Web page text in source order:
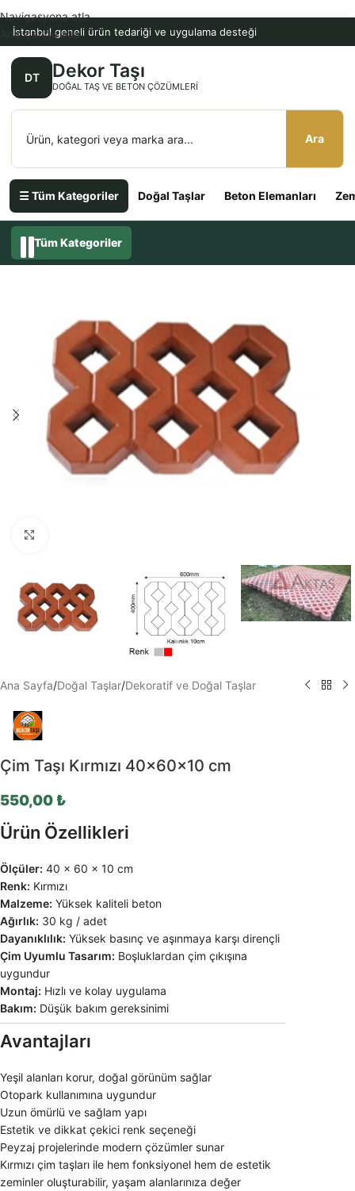
İstanbul geneli ürün tedariği ve uygulama desteği
DT Dekor Taşı
DOĞAL TAŞ VE BETON ÇÖZÜMLERI
Ara
☰ Tüm Kategoriler Doğal Taşlar Beton Elemanları
Navigasyona atla
Ana içeriğe atla
Tüm Kategoriler
Ana Sayfa/Doğal Taşlar/Dekoratif ve Doğal Taşlar
Çim Taşı Kırmızı 40x60x10 cm
550,00 ₺
Ürün Özellikleri
Ölçüler: 40 × 60 × 10 cm
Renk: Kırmızı
Malzeme: Yüksek kaliteli beton
Ağırlık: 30 kg / adet
Dayanıklılık: Yüksek basınç ve aşınmaya karşı dirençli
Çim Uyumlu Tasarım: Boşluklardan çim çıkışına
uygundur
Montaj: Hızlı ve kolay uygulama
Bakım: Düşük bakım gereksinimi
Avantajları
Yeşil alanları korur, doğal görünüm sağlar
Otopark kullanımına uygundur
Uzun ömürlü ve sağlam yapı
Estetik ve dikkat çekici renk seçeneği
Peyzaj projelerinde modern çözümler sunar
Kırmızı çim taşları ile hem fonksiyonel hem de estetik
zeminler oluşturabilir, yaşam alanlarınıza değer